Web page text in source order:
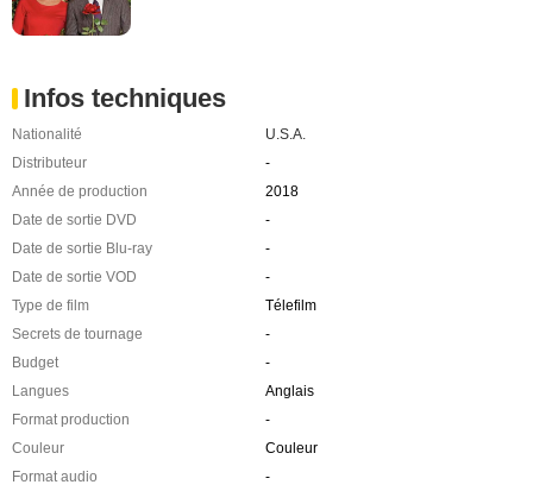
Infos techniques
Nationalité
U.S.A.
Distributeur
-
Année de production
2018
Date de sortie DVD
-
Date de sortie Blu-ray
-
Date de sortie VOD
-
Type de film
Télefilm
Secrets de tournage
-
Budget
-
Langues
Anglais
Format production
-
Couleur
Couleur
Format audio
-